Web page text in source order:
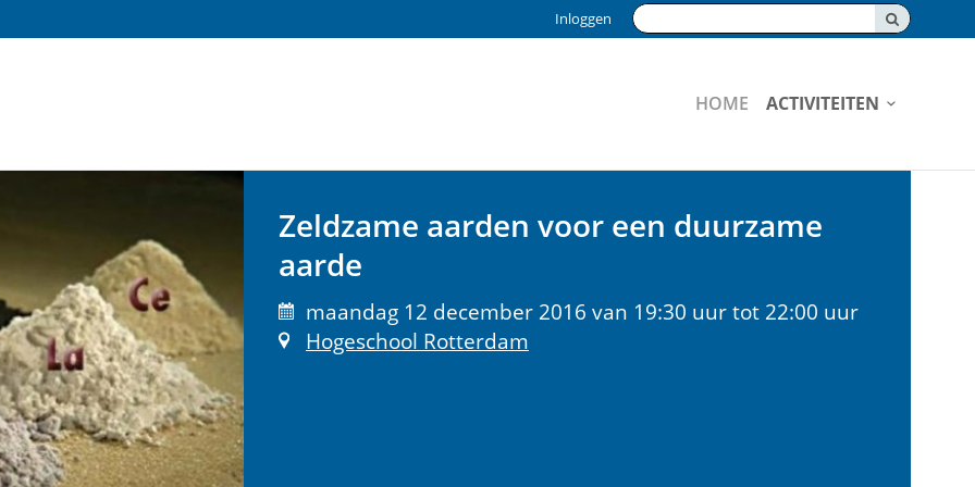
Zoeken:
Inloggen
HOME ACTIVITEITEN
Zeldzame aarden voor een duurzame
aarde
maandag 12 december 2016 van 19:30 uur tot 22:00 uur
Hogeschool Rotterdam